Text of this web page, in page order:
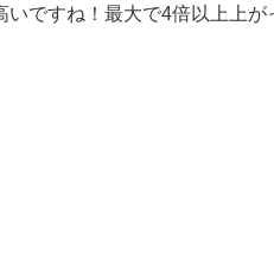
ですね！最大で4倍以上上が